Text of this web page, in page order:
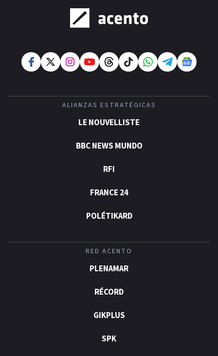
ALIANZAS ESTRATÉGICAS
LE NOUVELLISTE
BBC NEWS MUNDO
RFI
FRANCE 24
POLÉTIKARD
RED ACENTO
PLENAMAR
RÉCORD
GIKPLUS
SPK